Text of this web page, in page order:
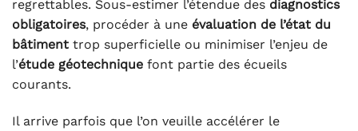
regrettables. Sous-estimer l’étendue des diagnostics
obligatoires, procéder à une évaluation de l’état du
bâtiment trop superficielle ou minimiser l’enjeu de
l’étude géotechnique font partie des écueils
courants.
Il arrive parfois que l’on veuille accélérer le